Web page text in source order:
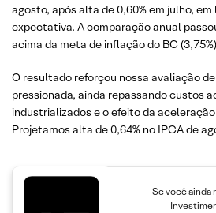
agosto, após alta de 0,60% em julho,
expectativa. A comparação anual
acima da meta de inflação do BC
O resultado reforçou nossa avaliação
pressionada, ainda repassando custos
industrializados e o efeito da
Projetamos alta de 0,64% no IPCA de
Se você ainda